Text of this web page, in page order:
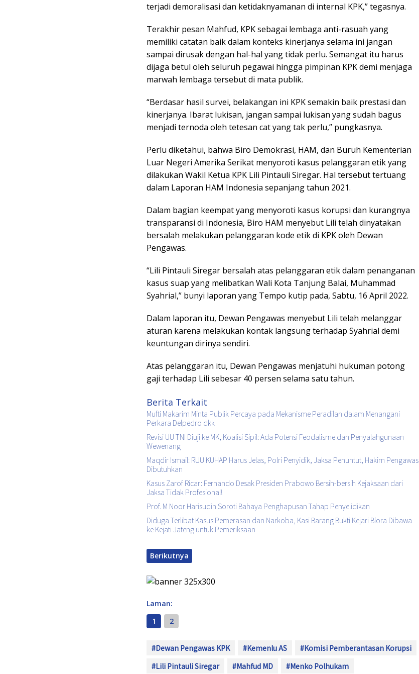
terjadi demoralisasi dan ketidaknyamanan di internal KPK,” tegasnya.
Terakhir pesan Mahfud, KPK sebagai lembaga anti-rasuah yang
memiliki catatan baik dalam konteks kinerjanya selama ini jangan
sampai dirusak dengan hal-hal yang tidak perlu. Semangat itu harus
dijaga betul oleh seluruh pegawai hingga pimpinan KPK demi menjaga
marwah lembaga tersebut di mata publik.
“Berdasar hasil survei, belakangan ini KPK semakin baik prestasi dan
kinerjanya. Ibarat lukisan, jangan sampai lukisan yang sudah bagus
menjadi ternoda oleh tetesan cat yang tak perlu,” pungkasnya.
Perlu diketahui, bahwa Biro Demokrasi, HAM, dan Buruh Kementerian
Luar Negeri Amerika Serikat menyoroti kasus pelanggaran etik yang
dilakukan Wakil Ketua KPK Lili Pintauli Siregar. Hal tersebut tertuang
dalam Laporan HAM Indonesia sepanjang tahun 2021.
Dalam bagian keempat yang menyoroti kasus korupsi dan kurangnya
transparansi di Indonesia, Biro HAM menyebut Lili telah dinyatakan
bersalah melakukan pelanggaran kode etik di KPK oleh Dewan
Pengawas.
“Lili Pintauli Siregar bersalah atas pelanggaran etik dalam penanganan
kasus suap yang melibatkan Wali Kota Tanjung Balai, Muhammad
Syahrial,” bunyi laporan yang Tempo kutip pada, Sabtu, 16 April 2022.
Dalam laporan itu, Dewan Pengawas menyebut Lili telah melanggar
aturan karena melakukan kontak langsung terhadap Syahrial demi
keuntungan dirinya sendiri.
Atas pelanggaran itu, Dewan Pengawas menjatuhi hukuman potong
gaji terhadap Lili sebesar 40 persen selama satu tahun.
Berita Terkait
Mufti Makarim Minta Publik Percaya pada Mekanisme Peradilan dalam Menangani
Perkara Delpedro dkk
Revisi UU TNI Diuji ke MK, Koalisi Sipil: Ada Potensi Feodalisme dan Penyalahgunaan
Wewenang
Maqdir Ismail: RUU KUHAP Harus Jelas, Polri Penyidik, Jaksa Penuntut, Hakim Pengawas
Dibutuhkan
Kasus Zarof Ricar: Fernando Desak Presiden Prabowo Bersih-bersih Kejaksaan dari
Jaksa Tidak Profesional!
Prof. M Noor Harisudin Soroti Bahaya Penghapusan Tahap Penyelidikan
Diduga Terlibat Kasus Pemerasan dan Narkoba, Kasi Barang Bukti Kejari Blora Dibawa
ke Kejati Jateng untuk Pemeriksaan
Berikutnya
Laman:
1
2
#Dewan Pengawas KPK #Kemenlu AS
#Komisi Pemberantasan Korupsi
#Lili Pintauli Siregar
#Mahfud MD #Menko Polhukam